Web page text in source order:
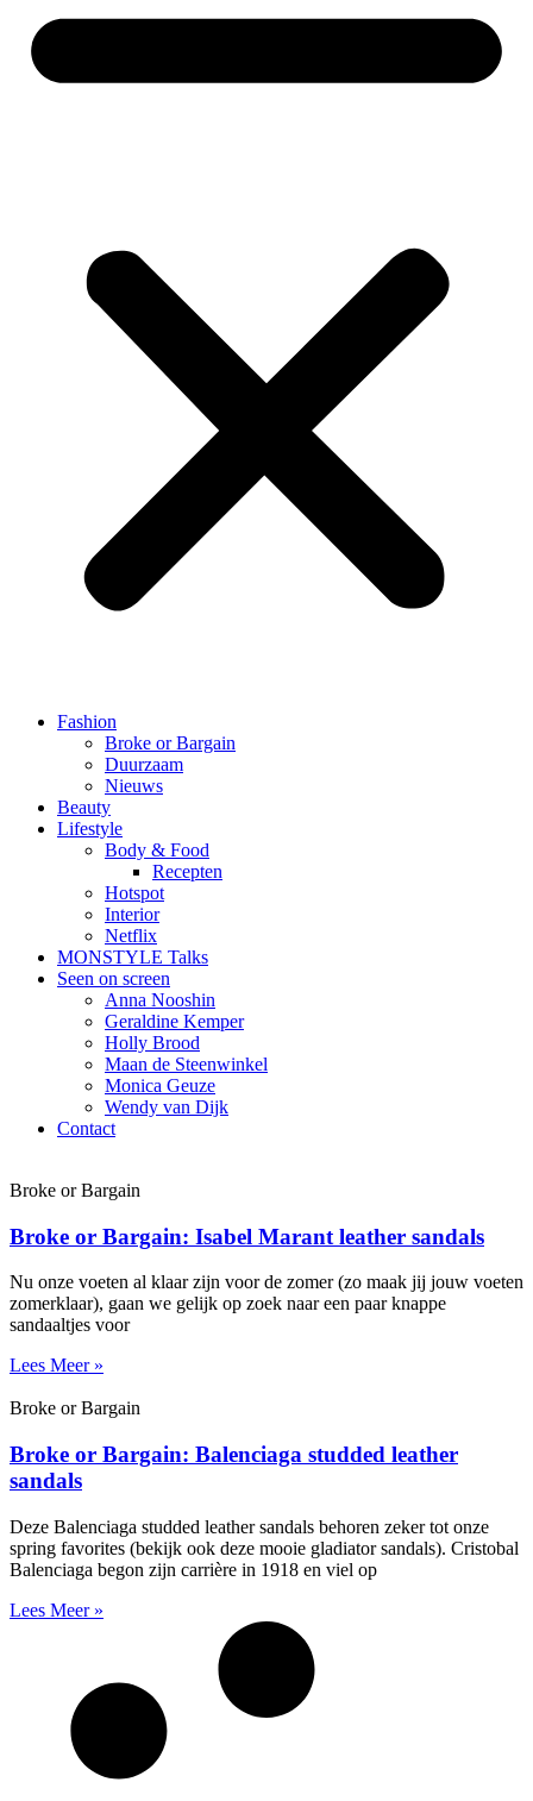
Fashion
Broke or Bargain
Duurzaam
Nieuws
Beauty
Lifestyle
Body & Food
Recepten
Hotspot
Interior
Netflix
MONSTYLE Talks
Seen on screen
Anna Nooshin
Geraldine Kemper
Holly Brood
Maan de Steenwinkel
Monica Geuze
Wendy van Dijk
Contact
Broke or Bargain
Broke or Bargain: Isabel Marant leather sandals
Nu onze voeten al klaar zijn voor de zomer (zo maak jij jouw voeten
zomerklaar), gaan we gelijk op zoek naar een paar knappe
sandaaltjes voor
Lees Meer »
Broke or Bargain
Broke or Bargain: Balenciaga studded leather
sandals
Deze Balenciaga studded leather sandals behoren zeker tot onze
spring favorites (bekijk ook deze mooie gladiator sandals). Cristobal
Balenciaga begon zijn carrière in 1918 en viel op
Lees Meer »